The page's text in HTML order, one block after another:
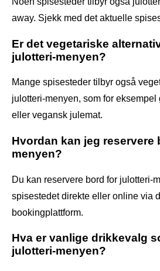
away. Sjekk med det aktuelle
Er det vegetariske
julotteri-menyen?
Mange spisesteder tilbyr også
julotteri-menyen, som for
eller vegansk julemat.
Hvordan kan jeg reservere
menyen?
Du kan reservere bord for julotteri-
spisestedet direkte eller online via
bookingplattform.
Hva er vanlige drikkevalg
julotteri-menyen?